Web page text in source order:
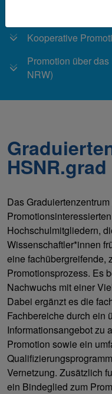
Promotion an der
Kooperative
Promotion über
NRW)
HSNR.grad
Das
Hochschulmitgliedern,
Wissenschaftler*innen
eine fachübergreifende,
Promotionsprozess. Es
Nachwuchs mit einer
Dabei ergänzt es die
Fachbereiche durch ein
Informationsangebot zu
Promotion sowie ein
Vernetzung. Zusätzlich
ein Bindeglied zum